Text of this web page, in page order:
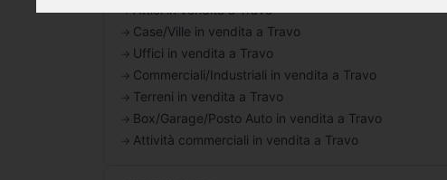
Attici in vendita a Travo
Case/Ville in vendita a Travo
Uffici in vendita a Travo
Commerciali/Industriali in vendita a Travo
Terreni in vendita a Travo
Box/Garage/Posto Auto in vendita a Travo
Attività commerciali in vendita a Travo